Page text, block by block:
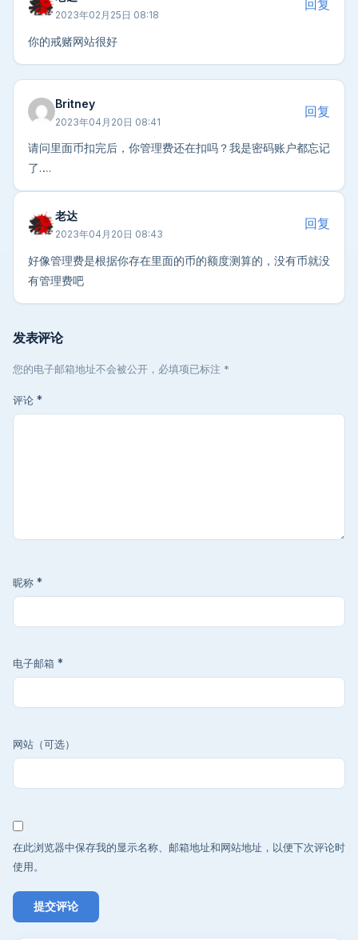
2023年02月25日 08:18
回复
你的戒赌网站很好
Britney
2023年04月20日 08:41
回复
请问里面币扣完后，你管理费还在扣吗？我是密码账户都忘记
了….
老达
2023年04月20日 08:43
回复
好像管理费是根据你存在里面的币的额度测算的，没有币就没
有管理费吧
发表评论
您的电子邮箱地址不会被公开，必填项已标注 *
评论 *
昵称 *
电子邮箱 *
网站（可选）
在此浏览器中保存我的显示名称、邮箱地址和网站地址，以便下次评论时
使用。